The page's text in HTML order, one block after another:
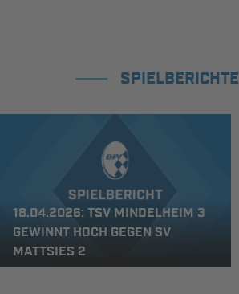
SPIELBERICHTE
18.04.2026: TSV MINDELHEIM 3
GEWINNT HOCH GEGEN SV
MATTSIES 2